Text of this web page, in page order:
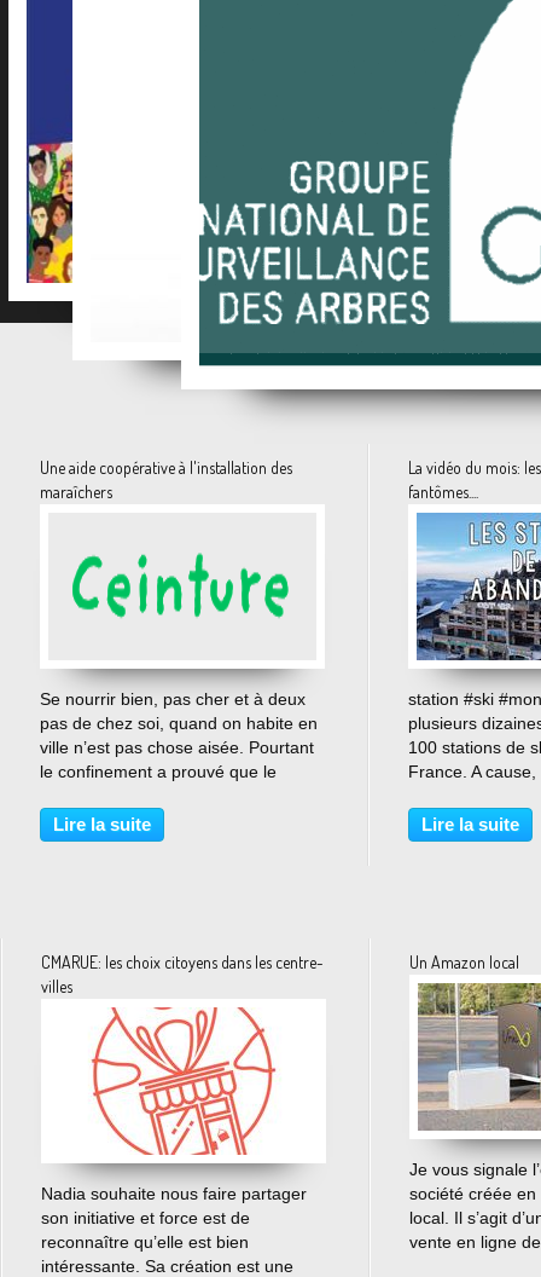
Stop à l'abattage des arbres!!!!
Des dorlotoirs pour sauver les abeilles
La mer de plastique
Le guide des Carnets de Campagne sur Ulule
Attri: la
Une aide coopérative à l'installation des
maraîchers
…
Se nourrir bien, pas cher et à deux
pas de chez soi, quand on habite en
ville n’est pas chose aisée. Pourtant
le confinement a prouvé que le
plus invoqué. D’un côté la quête du
bio et du circuit court et de l’autre
Lire la suite
La vidéo du mois:
fantômes....
station #ski
plusieurs
100 stations de
France. A
Lire la suite
CMARUE: les choix citoyens dans les centre-
villes
…
Nadia souhaite nous faire partager
son initiative et force est de
reconnaître qu’elle est bien
intéressante. Sa création est une
Un Amazon local
Je vous signale
société créée
local. Il s’agit
vente en ligne